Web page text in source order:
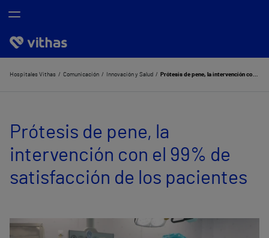
Nosotros
Servicios de salud
Equipo médico y asistencial
Comunicación
Hospitales Vithas Comunicación Innovación y Salud Prótesis de pene, la intervención con el 99% de satisfacción de los pacientes
Prótesis de pene, la
intervención con el 99% de
satisfacción de los pacientes